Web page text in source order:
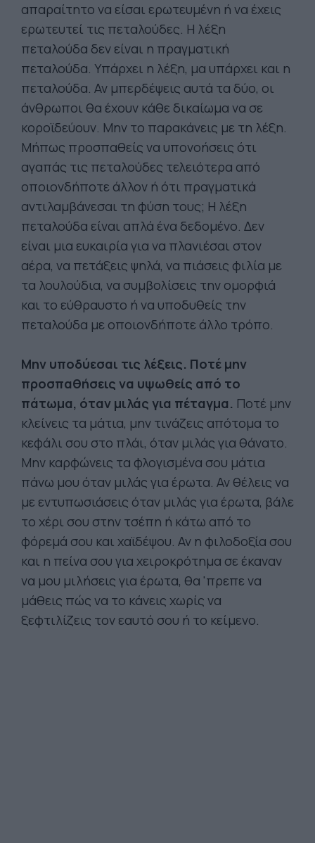
απαραίτητο να είσαι ερωτευμένη ή να έχεις
ερωτευτεί τις πεταλούδες. Η λέξη
πεταλούδα δεν είναι η πραγματική
πεταλούδα. Υπάρχει η λέξη, μα υπάρχει και η
πεταλούδα. Αν μπερδέψεις αυτά τα δύο, οι
άνθρωποι θα έχουν κάθε δικαίωμα να σε
κοροϊδεύουν. Μην το παρακάνεις με τη λέξη.
Μήπως προσπαθείς να υπονοήσεις ότι
αγαπάς τις πεταλούδες τελειότερα από
οποιονδήποτε άλλον ή ότι πραγματικά
αντιλαμβάνεσαι τη φύση τους; Η λέξη
πεταλούδα είναι απλά ένα δεδομένο. Δεν
είναι μια ευκαιρία για να πλανιέσαι στον
αέρα, να πετάξεις ψηλά, να πιάσεις φιλία με
τα λουλούδια, να συμβολίσεις την ομορφιά
και το εύθραυστο ή να υποδυθείς την
πεταλούδα με οποιονδήποτε άλλο τρόπο.
Μην υποδύεσαι τις λέξεις. Ποτέ μην
προσπαθήσεις να υψωθείς από το
πάτωμα, όταν μιλάς για πέταγμα. Ποτέ μην
κλείνεις τα μάτια, μην τινάζεις απότομα το
κεφάλι σου στο πλάι, όταν μιλάς για θάνατο.
Μην καρφώνεις τα φλογισμένα σου μάτια
πάνω μου όταν μιλάς για έρωτα. Αν θέλεις να
με εντυπωσιάσεις όταν μιλάς για έρωτα, βάλε
το χέρι σου στην τσέπη ή κάτω από το
φόρεμά σου και χαϊδέψου. Αν η φιλοδοξία σου
και η πείνα σου για χειροκρότημα σε έκαναν
να μου μιλήσεις για έρωτα, θα 'πρεπε να
μάθεις πώς να το κάνεις χωρίς να
ξεφτιλίζεις τον εαυτό σου ή το κείμενο.